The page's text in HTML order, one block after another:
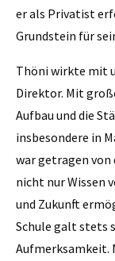
er als Privatist
Grundstein für
Thöni wirkte mit
Direktor. Mit
Aufbau und die
insbesondere in
war getragen von
nicht nur
und Zukunft
Schule galt stets
Aufmerksamkeit.